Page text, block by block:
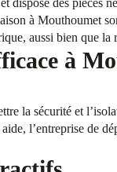
dispose des pièces
à Mouthoumet
aussi bien que la
à
la sécurité et
l’entreprise de